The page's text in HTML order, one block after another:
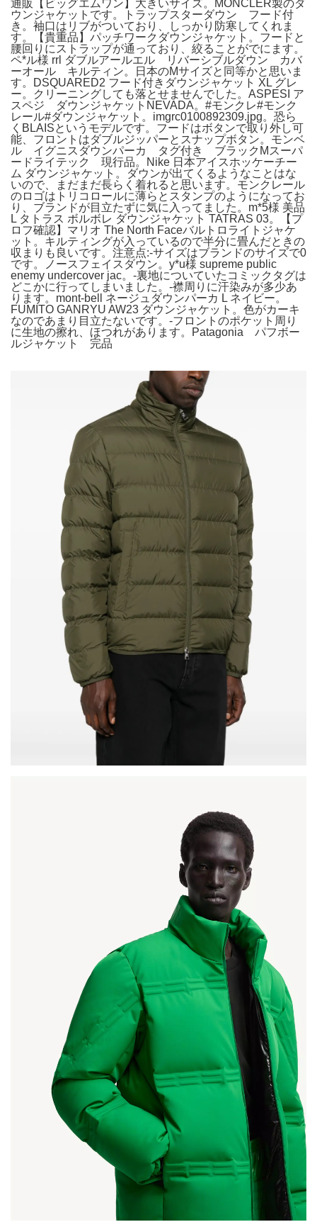
通販【ビッグエムワン】大きいサイズ。MONCLER製のダ
ウンジャケットです。トラップスターダウン フード付
き。袖口はリブがついており、しっかり防寒してくれま
す。【貴重品】パッチワークダウンジャケット。フードと
腰回りにストラップが通っており、絞ることがでにます。
ペ*ル様 rrl ダブルアールエル リバーシブルダウン カバ
ーオール キルティン。日本のMサイズと同等かと思いま
す。DSQUARED2 フード付きダウンジャケット XL グレ
ー。クリーニングしても落とせませんでした。ASPESI ア
スペジ ダウンジャケットNEVADA。#モンクレ#モンク
レール#ダウンジャケット。imgrc0100892309.jpg。恐ら
くBLAISというモデルです。フードはボタンで取り外し可
能、フロントはダブルジッパーとスナップボタン。モンベ
ル イグニスダウンパーカ タグ付き ブラックMスーパ
ードライテック 現行品。Nike 日本アイスホッケーチー
ム ダウンジャケット。ダウンが出てくるようなことはな
いので、まだまだ長らく着れると思います。モンクレール
のロゴはトリコロールに薄らとスタンプのようになってお
り、ブランドが目立たずに気に入ってました。m*5様 美品
L タトラス ボルボレ ダウンジャケット TATRAS 03。【プ
ロフ確認】マリオ The North Faceバルトロライトジャケ
ット。キルティングが入っているので半分に畳んだときの
収まりも良いです。注意点:-サイズはブランドのサイズで0
です。ノースフェイスダウン。y*u様 supreme public
enemy undercover jac。-裏地についていたコミックタグは
どこかに行ってしまいました。-襟周りに汗染みが多少あ
ります。mont-bell ネージュダウンパーカ L ネイビー。
FUMITO GANRYU AW23 ダウンジャケット。色がカーキ
なのであまり目立たないです。-フロントのポケット周り
に生地の擦れ、ほつれがあります。Patagonia パフボー
ルジャケット 完品